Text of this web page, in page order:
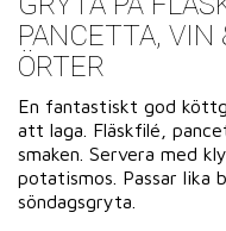
PANCETTA, VIN
ÖRTER
En fantastiskt god
att laga. Fläskfilé,
smaken. Servera med
potatismos. Passar lika
söndagsgryta.